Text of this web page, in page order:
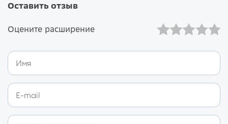
Оставить отзыв
Оцените расширение